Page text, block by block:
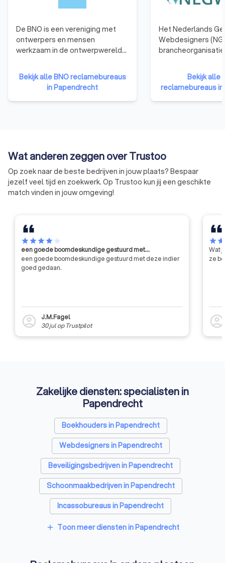
De BNO is een vereniging met
ontwerpers en mensen
werkzaam in de ontwerpwereld
vertegenwoordigt en versterkt
ontwerpers in Nederland.
Bekijk alle BNO reclamebureaus
in Papendrecht
Het Nederlands
Webdesigners
die zijn
hebben namelijk
de nodige kennis,
vaardigheden te
gedragscode van
betekent dat ze
eigen gang kunnen
moeten voldoen
Bekijk alle
reclamebureaus
Wat anderen zeggen over Trustoo
Op zoek naar de beste bedrijven in jouw plaats? Bespaar
jezelf veel tijd en zoekwerk. Op Trustoo kun jij een geschikte
match vinden in jouw omgeving!
starstarstarstarstar
een goede boomdeskundige gestuurd met…
een goede boomdeskundige gestuurd met deze indier
goed gedaan.
account_circle
J.M.Fagel
30 julop Trustpilot
starstar
Wat
ze
account_circle
Zakelijke diensten: specialisten in
Papendrecht
Boekhouders in Papendrecht
Webdesigners in Papendrecht
Beveiligingsbedrijven in Papendrecht
Schoonmaakbedrijven in Papendrecht
Incassobureaus in Papendrecht
Online marketing bureaus in Papendrecht
add Toon meer diensten in Papendrecht